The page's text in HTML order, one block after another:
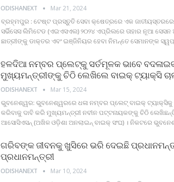
ODISHANEXT Mar 21, 2024
ବ୍ରହ୍ମପୁର : ଟେଷ୍ଟ ପ୍ରସ୍ତୁତି ସେବା କ୍ଷେତ୍ରରେ ଏକ
ସର୍ଭିସେସ ଲିମିଟେଡ (ଏଇଏସଏଲ) ୨୦୨୪ ଏପ୍ରିଲରେ ତାହାର ନୂଆ ସେସନ
ଛାତ୍ରୀଙ୍କୁ ଡାକ୍ତର ଏବଂ ଇଞ୍ଜିନିୟର ହେବା ନିମନ୍ତେ ସେମାନଙ୍କ
ହଳଦିଆ ନମ୍ବର ପ୍ଲେଟ୍‌କୁ ସର୍ତମୂଳକ ଭାବେ
ମୁଖ୍ୟମନ୍ତ୍ରୀଙ୍କୁ ଚିଠି ଲେଖିଲେ ବାଇକ୍ ଟ୍ୟାକ୍ସି
ODISHANEXT Mar 15, 2024
ଭୁବନେଶ୍ୱର: ଭୁବନେଶ୍ୱରରେ ଧଳା ନମ୍ବର ପ୍ଲେଟ୍ ବାଇକ୍ ଟ୍ୟାକ୍ସିକୁ
କରିବାକୁ ଦାବି କରି ମୁଖ୍ୟମନ୍ତ୍ରୀ ନବୀନ ପଟ୍ଟନାୟକଙ୍କୁ ଚିଠି
ଆସୋସିଏସନ୍ (ଅଖିଳ ଓଡ଼ିଶା ଅନଲାଇନ୍ ବାଇକ୍ ସଂଘ) । ନିକଟରେ
ଗରିବଙ୍କ ଜୀବନକୁ ଖୁସିରେ ଭରି ଦେଇଛି
ପ୍ରଧାନମନ୍ତ୍ରୀ
ODISHANEXT Mar 10, 2024